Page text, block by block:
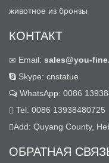
животное из бронзы
КОНТАКТ
Email: sales@you-
Skype: cnstatue
WhatsApp: 0086
Tel: 0086 13938480725
Add: Quyang County,
ОБРАТНАЯ